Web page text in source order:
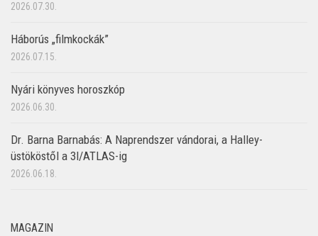
2026.07.30.
Háborús „filmkockák”
2026.07.15.
Nyári könyves horoszkóp
2026.06.30.
Dr. Barna Barnabás: A Naprendszer vándorai, a Halley-
üstököstől a 3I/ATLAS-ig
2026.06.18.
MAGAZIN